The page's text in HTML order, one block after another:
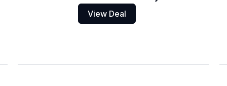
View Deal